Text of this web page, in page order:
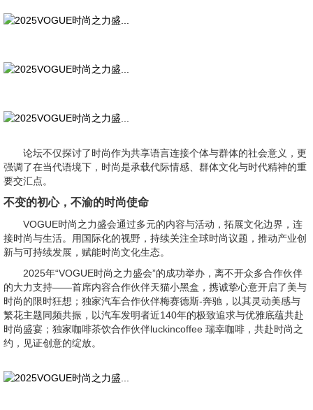
论坛不仅探讨了时尚作为共享语言连接个体与群体的社会意义，更
强调了在当代语境下，时尚是承载代际情感、群体文化与时代精神的重
要交汇点。
不变的初心，不渝的时尚使命
VOGUE时尚之力盛会通过多元的内容与活动，拓展文化边界，连
接时尚与生活。用国际化的视野，持续关注全球时尚议题，推动产业创
新与可持续发展，赋能时尚文化生态。
2025年“VOGUE时尚之力盛会”的成功举办，离不开众多合作伙伴
的大力支持——首席内容合作伙伴天猫小黑盒，携诚挚心意开启了美与
时尚的限时狂想；独家汽车合作伙伴梅赛德斯-奔驰，以其灵动美感与
繁花主题同频共振，以汽车发明者近140年的极致追求与优雅底蕴共赴
时尚盛宴；独家咖啡茶饮合作伙伴luckincoffee 瑞幸咖啡，共赴时尚之
约，见证创意的绽放。